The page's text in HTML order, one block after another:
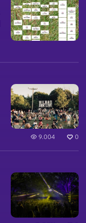
9.004 0